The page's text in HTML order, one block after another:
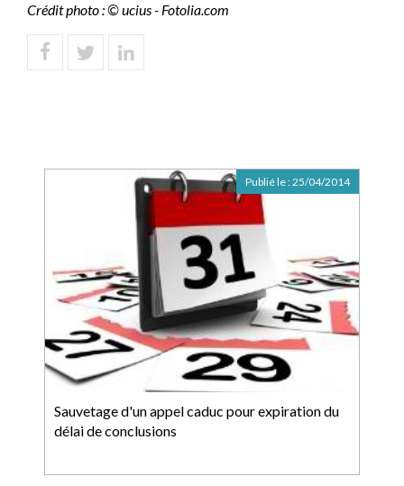
Crédit photo : © ucius - Fotolia.com
Sauvetage d'un appel caduc pour expiration du
délai de conclusions
Publié le :25/04/2014